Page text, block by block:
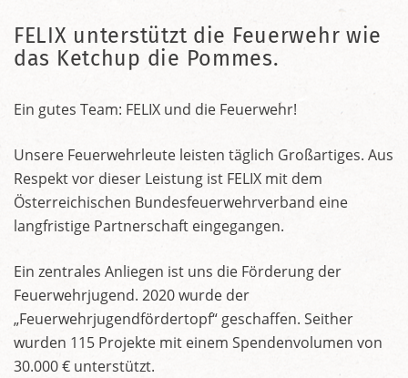
FELIX unterstützt die Feuerwehr wie
das Ketchup die Pommes.
Ein gutes Team: FELIX und die Feuerwehr!
Unsere Feuerwehrleute leisten täglich Großartiges. Aus
Respekt vor dieser Leistung ist FELIX mit dem
Österreichischen Bundesfeuerwehrverband eine
langfristige Partnerschaft eingegangen.
Ein zentrales Anliegen ist uns die Förderung der
Feuerwehrjugend. 2020 wurde der
„Feuerwehrjugendfördertopf“ geschaffen. Seither
wurden 115 Projekte mit einem Spendenvolumen von
30.000 € unterstützt.